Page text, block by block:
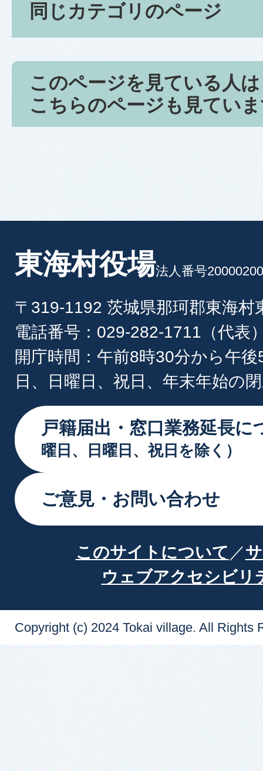
同じカテゴリのページ
このページを見ている人は
こちらのページも見てい
東海村役場法人番号
〒319-1192 茨城県那珂郡東海村
電話番号：029-282-1711（代表
開庁時間：午前8時30分から午
日、日曜日、祝日、年末年始の
戸籍届出・窓口業務延長に
曜日、日曜日、祝日を除く）
ご意見・お問い合わせ
このサイトについて
ウェブアクセシビリ
Copyright (c) 2024 Tokai village. All Rights